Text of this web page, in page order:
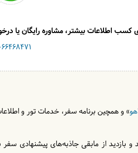
کسب اطلاعات بیشتر،مشاوره رایگان یا
66468471
» و همچین برنامه سفر، خدمات تور و
و بازدید از مابقی جاذبه‌های پیشنهادی